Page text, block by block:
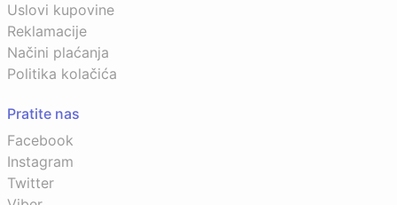
Uslovi kupovine
Reklamacije
Načini plaćanja
Politika kolačića
Pratite nas
Facebook
Instagram
Twitter